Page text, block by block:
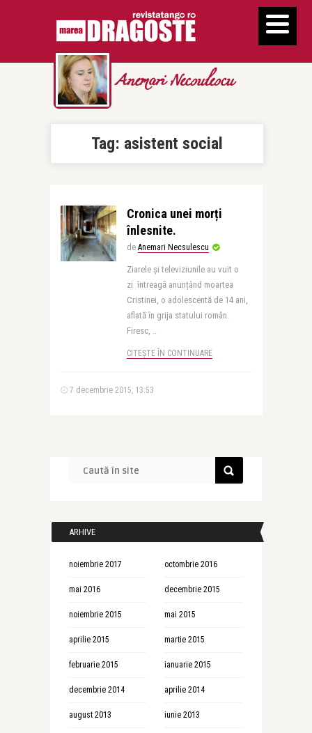
Anemari Necsulescu
Tag: asistent social
Cronica unei morți
înlesnite.
de Anemari Necsulescu
Ziarele și televiziunile au vuit o
zi întreagă anunțând moartea
Cristinei, o adolescentă de 14 ani,
aflată în grija statului român.
Firesc, ..
CITEȘTE ÎN CONTINUARE
7 decembrie 2015, 13:53
ARHIVE
noiembrie 2017 octombrie 2016
mai 2016 decembrie 2015
noiembrie 2015 mai 2015
aprilie 2015 martie 2015
februarie 2015 ianuarie 2015
decembrie 2014 aprilie 2014
august 2013 iunie 2013